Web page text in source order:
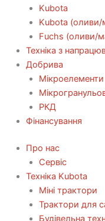
Kubota
Kubota (оливи/
Fuchs (оливи/
Техніка з
Добрива
Мікроелементи
РКД
Фінансування
Про нас
Сервіс
Технiка Kubota
Міні трактори
Трактори для
Будівельна